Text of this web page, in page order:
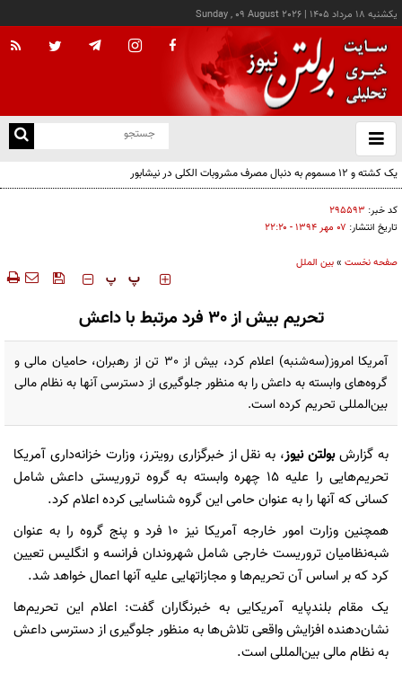
يکشنبه ۱۸ مرداد ۱۴۰۵ |
Sunday , 09 August 2026
باز
و
کد خبر: ۲۹۵۵۹۳
تاریخ انتشار: ۰۷ مهر ۱۳۹۴ - ۲۲:۲۰
صفحه نخست »بین الملل
‍‍‍ پ پ
تحریم بیش از 30 فرد مرتبط با داعش
آمریکا امروز(سه‌شنبه)‌ اعلام کرد، بیش از 30 تن از رهبران، حامیان مالی و
گروه‌های وابسته به داعش را به منظور جلوگیری از دسترسی آنها به نظام مالی
بین‌المللی تحریم کرده است.
به گزارشبولتن نیوز، به نقل از خبرگزاری رویترز، وزارت خزانه‌داری آمریکا
تحریم‌هایی را علیه 15 چهره وابسته به گروه تروریستی داعش شامل
کسانی که آنها را به عنوان حامی این گروه شناسایی کرده اعلام کرد.
همچنین وزارت امور خارجه آمریکا نیز 10 فرد و پنج گروه را به عنوان
شبه‌نظامیان تروریست خارجی شامل شهروندان فرانسه و انگلیس تعیین
کرد که بر اساس آن تحریم‌ها و مجازاتهایی علیه آنها اعمال خواهد شد.
یک مقام بلندپایه آمریکایی به خبرنگاران گفت: اعلام این تحریم‌ها
نشان‌دهنده افزایش واقعی تلاش‌ها به منظور جلوگیری از دسترسی داعش
به نظام مالی بین‌المللی است.